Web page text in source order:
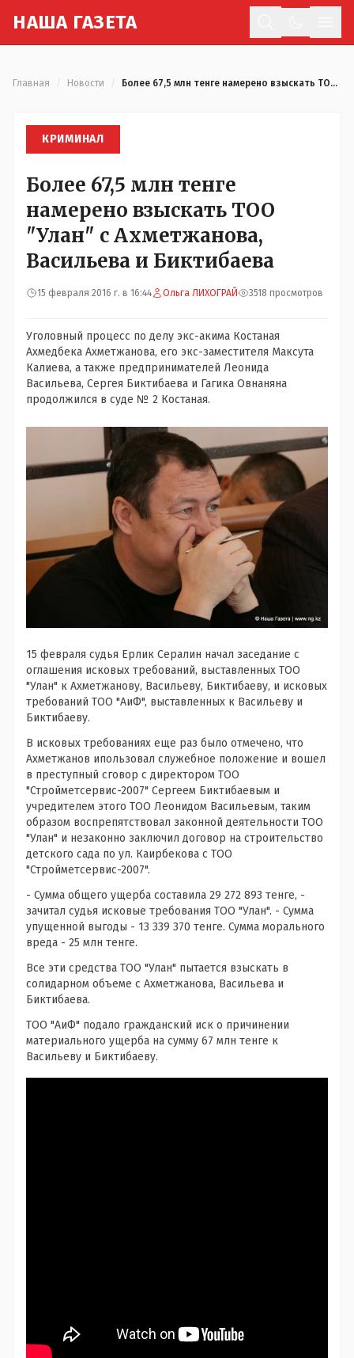
НАША ГАЗЕТА
Главная Новости Более 67,5 млн тенге намерено взыскать ТОО "Улан" с Ахметжанова, Васильева и Биктибаева
КРИМИНАЛ
Более 67,5 млн тенге
намерено взыскать ТОО
"Улан" с Ахметжанова,
Васильева и Биктибаева
15 февраля 2016 г. в 16:44 Ольга ЛИХОГРАЙ 3518 просмотров
Уголовный процесс по делу экс-акима Костаная
Ахмедбека Ахметжанова, его экс-заместителя Максута
Калиева, а также предпринимателей Леонида
Васильева, Сергея Биктибаева и Гагика Овнаняна
продолжился в суде № 2 Костаная.
15 февраля судья Ерлик Сералин начал заседание с
оглашения исковых требований, выставленных ТОО
"Улан" к Ахметжанову, Васильеву, Биктибаеву, и исковых
требований ТОО "АиФ", выставленных к Васильеву и
Биктибаеву.
В исковых требованиях еще раз было отмечено, что
Ахметжанов ипользовал служебное положение и вошел
в преступный сговор с директором ТОО
"Стройметсервис-2007" Сергеем Биктибаевым и
учредителем этого ТОО Леонидом Васильевым, таким
образом воспрепятствовал законной деятельности ТОО
"Улан" и незаконно заключил договор на строительство
детского сада по ул. Каирбекова с ТОО
"Стройметсервис-2007".
- Сумма общего ущерба составила 29 272 893 тенге, -
зачитал судья исковые требования ТОО "Улан". - Сумма
упущенной выгоды - 13 339 370 тенге. Сумма морального
вреда - 25 млн тенге.
Все эти средства ТОО "Улан" пытается взыскать в
солидарном объеме с Ахметжанова, Васильева и
Биктибаева.
ТОО "АиФ" подало гражданский иск о причинении
материального ущерба на сумму 67 млн тенге к
Васильеву и Биктибаеву.